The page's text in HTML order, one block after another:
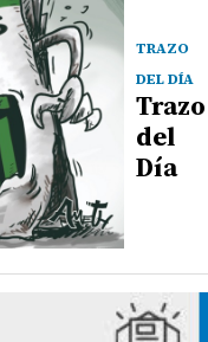
TRAZO
DEL DÍA
Trazo
del
Día